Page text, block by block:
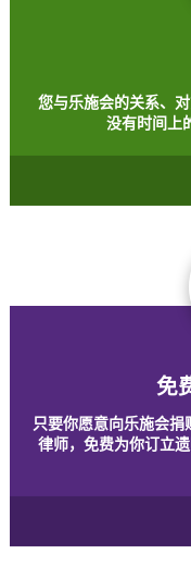
您与乐施会的关系、
没有时间上
免
只要你愿意向乐施会
律师，免费为你订立